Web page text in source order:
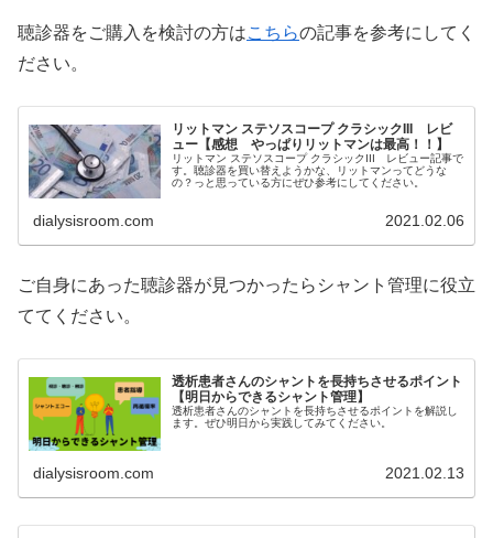
聴診器をご購入を検討の方はこちらの記事を参考にしてく
ださい。
リットマン ステソスコープ クラシックIII レビ
ュー【感想 やっぱりリットマンは最高！！】
リットマン ステソスコープ クラシックIII レビュー記事で
す。聴診器を買い替えようかな、リットマンってどうな
の？っと思っている方にぜひ参考にしてください。
dialysisroom.com 2021.02.06
ご自身にあった聴診器が見つかったらシャント管理に役立
ててください。
透析患者さんのシャントを長持ちさせるポイント
【明日からできるシャント管理】
透析患者さんのシャントを長持ちさせるポイントを解説し
ます。ぜひ明日から実践してみてください。
dialysisroom.com 2021.02.13